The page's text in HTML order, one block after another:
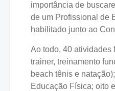
importância de
de um Profissional de
habilitado junto ao
Ao todo, 40 atividades
trainer, treinamento
beach tênis e
Educação Física; oito